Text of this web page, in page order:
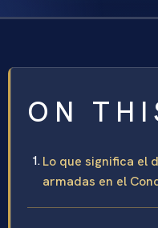
ON
Lo que significa el
armadas en el